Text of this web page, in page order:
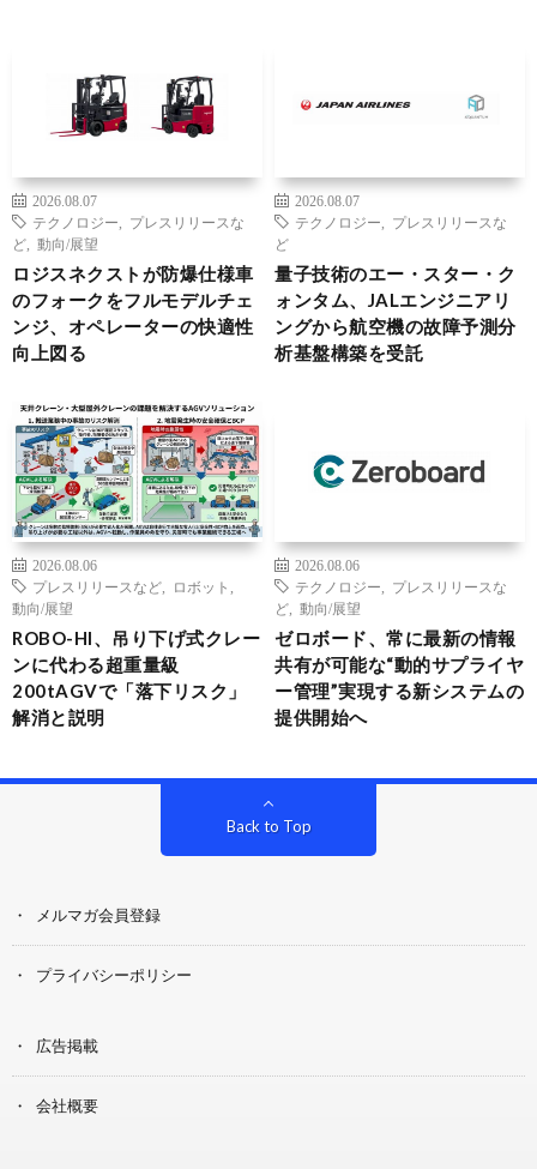
2026.08.07
テクノロジー
プレスリリースな
ど
動向/展望
ロジスネクストが防爆仕様車
のフォークをフルモデルチェ
ンジ、オペレーターの快適性
向上図る
2026.08.07
テクノロジー
プレスリリースな
ど
量子技術のエー・スター・ク
ォンタム、JALエンジニアリ
ングから航空機の故障予測分
析基盤構築を受託
2026.08.06
プレスリリースなど
ロボット
動向/展望
ROBO-HI、吊り下げ式クレー
ンに代わる超重量級
200tAGVで「落下リスク」
解消と説明
2026.08.06
テクノロジー
プレスリリースな
ど
動向/展望
ゼロボード、常に最新の情報
共有が可能な“動的サプライヤ
ー管理”実現する新システムの
提供開始へ
Back to Top
メルマガ会員登録
プライバシーポリシー
広告掲載
会社概要